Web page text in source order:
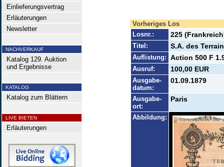
Einlieferungsvertrag
Erläuterungen
Newsletter
NACHVERKAUF
Katalog 129. Auktion
und Ergebnisse
KATALOG
Katalog zum Blättern
LIVE BIETEN
Erläuterungen
Vorheriges Los
Losnr.:
225
Titel: S.A. des
Auflistung: Action 500 F
Ausruf: 100,00 EUR
Ausgabe-
datum:
01.09.1879
Ausgabe-
ort:
Paris
Abbildung: